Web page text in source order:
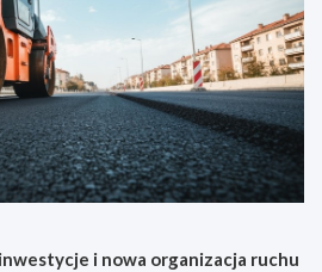
i nowa organizacja ruchu